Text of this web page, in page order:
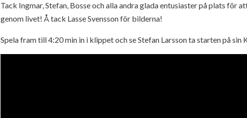
Tack Ingmar, Stefan, Bosse och alla andra glada entusiaster på plats för
genom livet! Å tack Lasse Svensson för bilderna!
Spela fram till 4:20 min in i klippet och se Stefan Larsson ta starten på